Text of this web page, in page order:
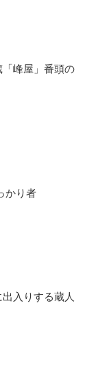
峰屋」番頭の
かり者
入りする蔵人